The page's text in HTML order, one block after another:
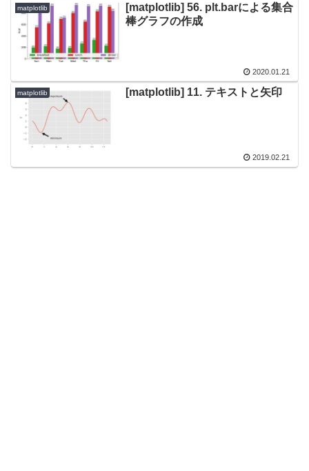
matplotlib
[matplotlib] 56. plt.barによる集合
棒グラフの作成
2020.01.21
matplotlib [matplotlib] 11. テキストと矢印
2019.02.21